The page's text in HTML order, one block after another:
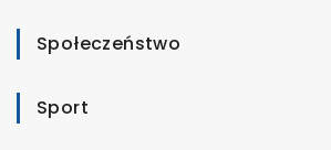
Społeczeństwo
Sport